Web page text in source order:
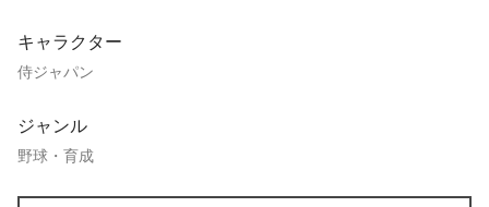
キャラクター
侍ジャパン
ジャンル
野球・育成